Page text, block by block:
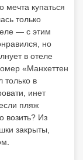
мечта купаться
только
— с этим
но
в отеле
«Манхеттен
только в
инет
пляж
возить? Из
закрыты,